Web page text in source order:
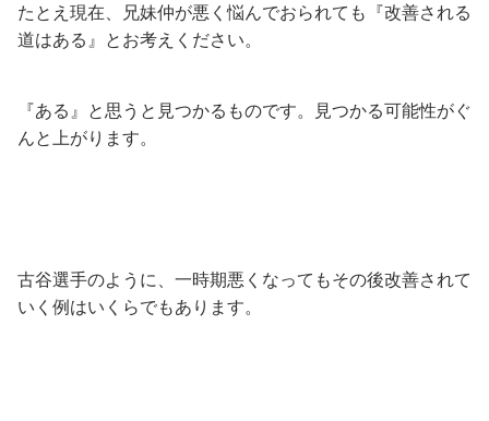
たとえ現在、兄妹仲が悪く悩んでおられても『改善される
道はある』とお考えください。
『ある』と思うと見つかるものです。見つかる可能性がぐ
んと上がります。
古谷選手のように、一時期悪くなってもその後改善されて
いく例はいくらでもあります。